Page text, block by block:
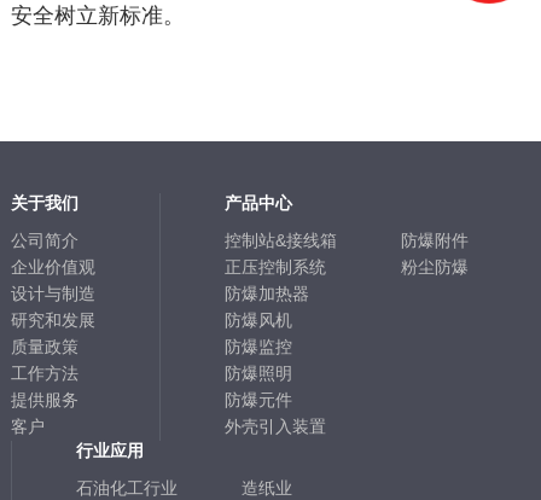
安全树立新标准。
关于我们
公司简介
企业价值观
设计与制造
研究和发展
质量政策
工作方法
提供服务
客户
产品中心
控制站&接线箱
正压控制系统
防爆加热器
防爆风机
防爆监控
防爆照明
防爆元件
外壳引入装置
防爆附件
粉尘防爆
行业应用
石油化工行业
造纸业